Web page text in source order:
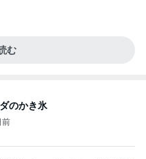
む
のかき氷
前